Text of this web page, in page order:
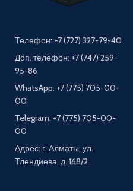
Телефон: +7 (727) 327-79-40
Доп. телефон: +7 (747) 259-
95-86
WhatsApp: +7 (775) 705-00-
00
Telegram: +7 (775) 705-00-
00
Адрес: г. Алматы, ул.
Тлендиева, д. 168/2